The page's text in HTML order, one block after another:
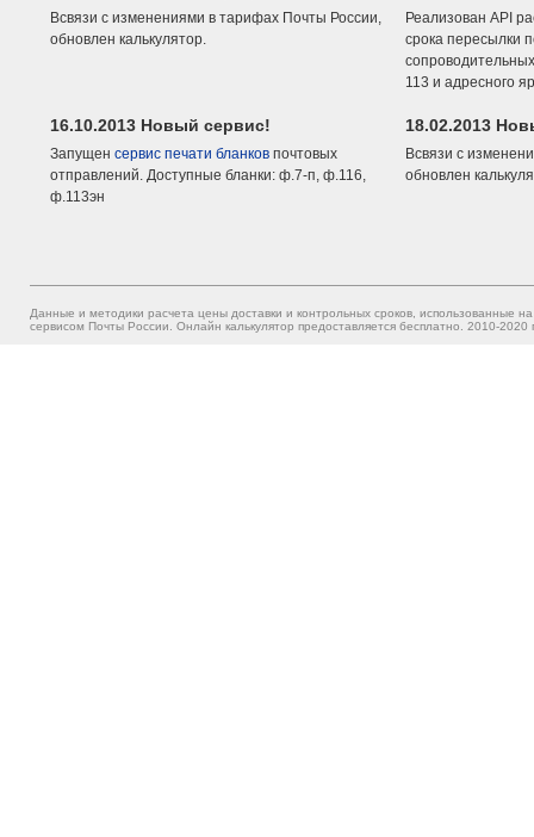
Всвязи с изменениями в тарифах Почты России,
обновлен калькулятор.
Реализован API
срока пересылки
113 и адресного
16.10.2013 Новый сервис!
Запущен сервис печати бланков почтовых
отправлений. Доступные бланки: ф.7-п, ф.116,
ф.113эн
18.02.2013
Всвязи с
обновлен
Данные и методики расчета цены доставки и контрольных сроков, использованные
сервисом Почты России. Онлайн калькулятор предоставляется бесплатно. 2010-2020